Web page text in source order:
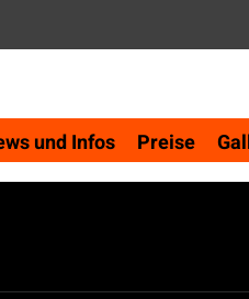
und Infos Preise